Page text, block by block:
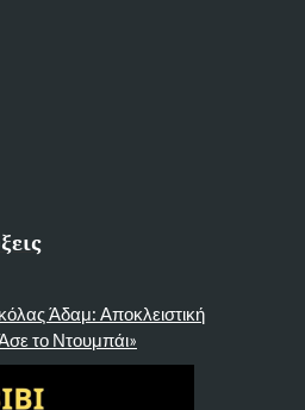
Άδαμ: Αποκλειστική
το Ντουμπάι»